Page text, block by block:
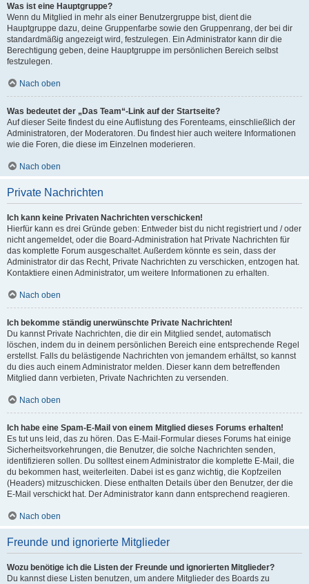
Was ist eine Hauptgruppe?
Wenn du Mitglied in mehr als einer Benutzergruppe bist, dient die
Hauptgruppe dazu, deine Gruppenfarbe sowie den Gruppenrang, der bei dir
standardmäßig angezeigt wird, festzulegen. Ein Administrator kann dir die
Berechtigung geben, deine Hauptgruppe im persönlichen Bereich selbst
festzulegen.
Nach oben
Was bedeutet der „Das Team“-Link auf der Startseite?
Auf dieser Seite findest du eine Auflistung des Forenteams, einschließlich der
Administratoren, der Moderatoren. Du findest hier auch weitere Informationen
wie die Foren, die diese im Einzelnen moderieren.
Nach oben
Private Nachrichten
Ich kann keine Privaten Nachrichten verschicken!
Hierfür kann es drei Gründe geben: Entweder bist du nicht registriert und / oder
nicht angemeldet, oder die Board-Administration hat Private Nachrichten für
das komplette Forum ausgeschaltet. Außerdem könnte es sein, dass der
Administrator dir das Recht, Private Nachrichten zu verschicken, entzogen hat.
Kontaktiere einen Administrator, um weitere Informationen zu erhalten.
Nach oben
Ich bekomme ständig unerwünschte Private Nachrichten!
Du kannst Private Nachrichten, die dir ein Mitglied sendet, automatisch
löschen, indem du in deinem persönlichen Bereich eine entsprechende Regel
erstellst. Falls du belästigende Nachrichten von jemandem erhältst, so kannst
du dies auch einem Administrator melden. Dieser kann dem betreffenden
Mitglied dann verbieten, Private Nachrichten zu versenden.
Nach oben
Ich habe eine Spam-E-Mail von einem Mitglied dieses Forums erhalten!
Es tut uns leid, das zu hören. Das E-Mail-Formular dieses Forums hat einige
Sicherheitsvorkehrungen, die Benutzer, die solche Nachrichten senden,
identifizieren sollen. Du solltest einem Administrator die komplette E-Mail, die
du bekommen hast, weiterleiten. Dabei ist es ganz wichtig, die Kopfzeilen
(Headers) mitzuschicken. Diese enthalten Details über den Benutzer, der die
E-Mail verschickt hat. Der Administrator kann dann entsprechend reagieren.
Nach oben
Freunde und ignorierte Mitglieder
Wozu benötige ich die Listen der Freunde und ignorierten Mitglieder?
Du kannst diese Listen benutzen, um andere Mitglieder des Boards zu